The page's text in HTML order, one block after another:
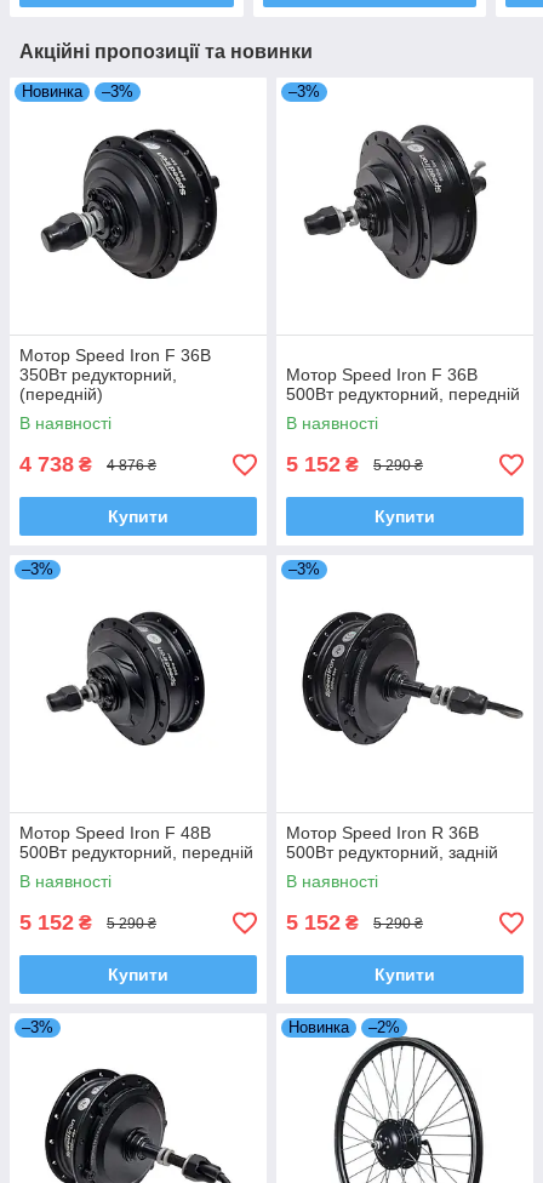
Акційні пропозиції та новинки
Новинка –3%
Мотор Speed Iron F 36В
350Вт редукторний,
(передній)
В наявності
4 738 ₴ 4 876 ₴
Купити
–3%
Мотор Speed Iron F 36В
500Вт редукторний, передній
В наявності
5 152 ₴ 5 290 ₴
Купити
–3%
Мотор Speed Iron F 48В
500Вт редукторний, передній
В наявності
5 152 ₴ 5 290 ₴
Купити
–3%
Мотор Speed Iron R 36В
500Вт редукторний, задній
В наявності
5 152 ₴ 5 290 ₴
Купити
–3% Новинка –2%